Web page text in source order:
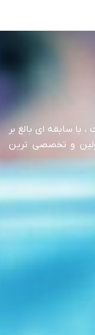
با سابقه ای بالغ بر
و تخصصی ترین